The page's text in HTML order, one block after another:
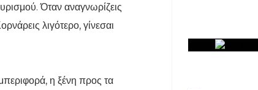
Όταν αναγνωρίζεις
λιγότερο, γίνεσαι
η ξένη προς τα